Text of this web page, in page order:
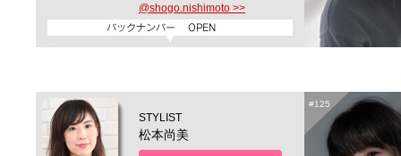
@shogo.nishimoto >>
STYLIST
松本尚美
#125